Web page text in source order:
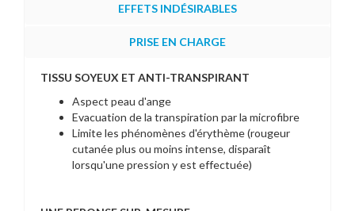
EFFETS INDÉSIRABLES
PRISE EN CHARGE
TISSU SOYEUX ET ANTI-TRANSPIRANT
Aspect peau d'ange
Evacuation de la transpiration par la microfibre
Limite les phénomènes d'érythème (rougeur
cutanée plus ou moins intense, disparaît
lorsqu'une pression y est effectuée)